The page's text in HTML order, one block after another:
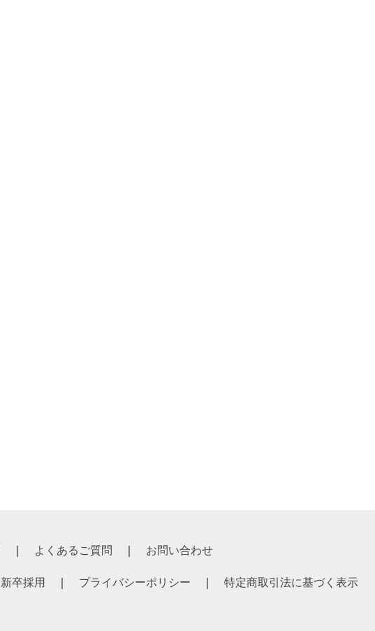
よくあるご質問 お問い合わせ
新卒採用 プライバシーポリシー 特定商取引法に基づく表示